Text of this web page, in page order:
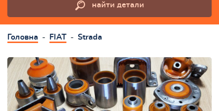
найти детали
Головна FIAT Strada